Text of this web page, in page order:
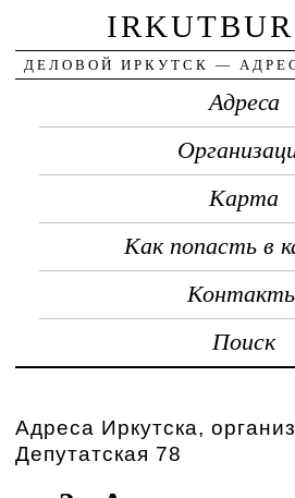
ДЕЛОВОЙ ИРКУТСК —
Адреса
Карта
Как попасть в
Поиск
Адреса Иркутска,
Депутатская 78